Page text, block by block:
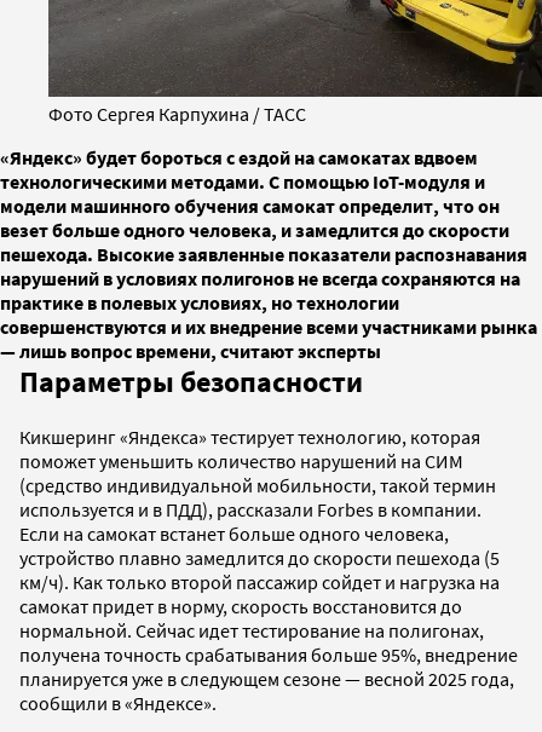
Фото Сергея Карпухина / ТАСС
«Яндекс» будет бороться с ездой на самокатах вдвоем
технологическими методами. С помощью IoT-модуля и
модели машинного обучения самокат определит, что он
везет больше одного человека, и замедлится до скорости
пешехода. Высокие заявленные показатели распознавания
нарушений в условиях полигонов не всегда сохраняются на
практике в полевых условиях, но технологии
совершенствуются и их внедрение всеми участниками рынка
— лишь вопрос времени, считают эксперты
Параметры безопасности
Кикшеринг «Яндекса» тестирует технологию, которая
поможет уменьшить количество нарушений на СИМ
(средство индивидуальной мобильности, такой термин
используется и в ПДД), рассказали Forbes в компании.
Если на самокат встанет больше одного человека,
устройство плавно замедлится до скорости пешехода (5
км/ч). Как только второй пассажир сойдет и нагрузка на
самокат придет в норму, скорость восстановится до
нормальной. Сейчас идет тестирование на полигонах,
получена точность срабатывания больше 95%, внедрение
планируется уже в следующем сезоне — весной 2025 года,
сообщили в «Яндексе».